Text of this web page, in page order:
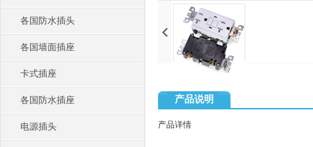
各国防水插头
各国墙面插座
卡式插座
各国防水插座
电源插头
产品说明
产品详情